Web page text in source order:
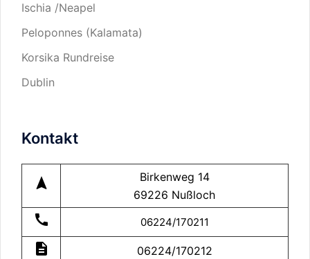
Ischia /Neapel
Peloponnes (Kalamata)
Korsika Rundreise
Dublin
Kontakt
navigation
Birkenweg 14
69226 Nußloch
call 06224/170211
description 06224/170212